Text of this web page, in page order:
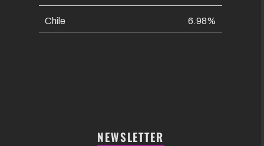
Chile 6.98%
NEWSLETTER